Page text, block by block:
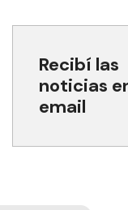
Recibí las
noticias
email